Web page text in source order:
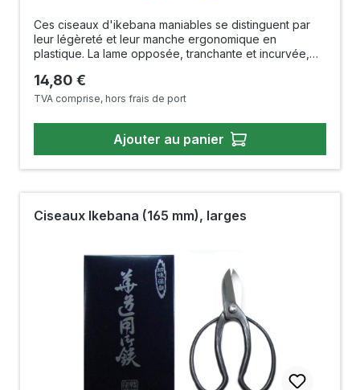
Ces ciseaux d'ikebana maniables se distinguent par
leur légèreté et leur manche ergonomique en
plastique. La lame opposée, tranchante et incurvée,
rouille et facile à nettoyer. La forme particulière de
cette lame empêche les aliments de glisser.Taille : 180
86 gFabriqué en Chine
Prix régulier :
14,80 €
TVA comprise, hors frais de port
Ajouter au panier
Ciseaux Ikebana (165 mm), larges